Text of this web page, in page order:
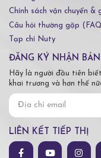
Chính sách vận chuyển &
Câu hỏi thường gặp
Tạp chí Nuty
ĐĂNG KÝ NHẬN
Hãy là người đầu tiên
khai trương và hơn thế
LIÊN KẾT TIẾP THỊ